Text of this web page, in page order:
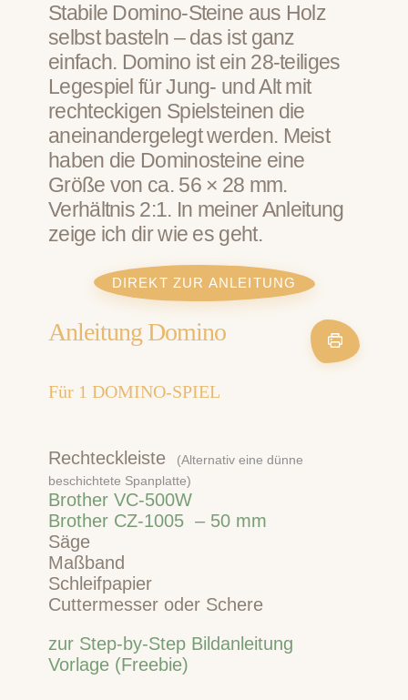
Stabile Domino-Steine aus Holz
selbst basteln – das ist ganz
einfach. Domino ist ein 28-teiliges
Legespiel für Jung- und Alt mit
rechteckigen Spielsteinen die
aneinandergelegt werden. Meist
haben die Dominosteine eine
Größe von ca. 56 × 28 mm.
Verhältnis 2:1. In meiner Anleitung
zeige ich dir wie es geht.
DIREKT ZUR ANLEITUNG
Anleitung Domino
Für 1 DOMINO-SPIEL
Rechteckleiste
(Alternativ eine dünne
beschichtete Spanplatte)
Brother VC-500W
Brother CZ-1005 – 50 mm
Säge
Maßband
Schleifpapier
Cuttermesser oder Schere
zur Step-by-Step Bildanleitung
Vorlage (Freebie)